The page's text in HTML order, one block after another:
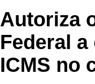
Autoriza
Federal
ICMS no